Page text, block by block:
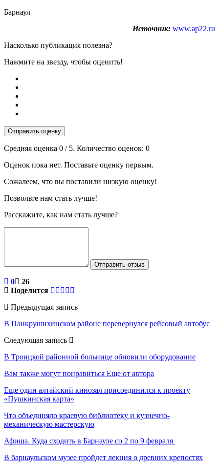
Барнаул
Источник: www.ap22.ru
Насколько публикация полезна?
Нажмите на звезду, чтобы оценить!
Отправить оценку
Средняя оценка 0 / 5. Количество оценок: 0
Оценок пока нет. Поставьте оценку первым.
Сожалеем, что вы поставили низкую оценку!
Позвольте нам стать лучше!
Расскажите, как нам стать лучше?
Отправить отзыв
0
26
Поделится
Предыдущая запись
В Панкрушихинском районе перевернулся рейсовый автобус
Следующая запись
В Троицкой районной больнице обновили оборудование
Вам также могут понравиться Еще от автора
Еще один алтайский кинозал присоединился к проекту
«Пушкинская карта»
Что объединяло краевую библиотеку и кузнечно-
механическую мастерскую
Афиша. Куда сходить в Барнауле со 2 по 9 февраля
В барнаульском музее пройдет лекция о древних крепостях